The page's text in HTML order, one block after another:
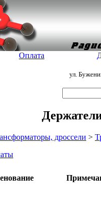
Оплата
ул.
дроссели >